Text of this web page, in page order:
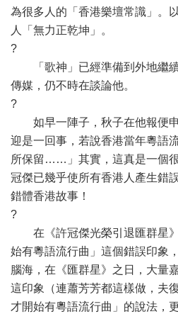
為很多人的「香港樂壇常識」。
人「無力正乾坤」。
?
「歌神」已經準備到外地繼續
傳媒，仍不時在談論他。
?
如早一陣子，秋子在他報便申
迎是一回事，若說香港當年粵語
所保留……」其實，這真是一個
冠傑已幾乎使所有香港人產生錯
錯體香港故事！
?
在《許冠傑光榮引退匯群星》
始有粵語流行曲」這個錯誤印象
腦海，在《匯群星》之日，大量
這印象（連蕭芳芳都這樣做，夫
才開始有粵語流行曲」的說法，